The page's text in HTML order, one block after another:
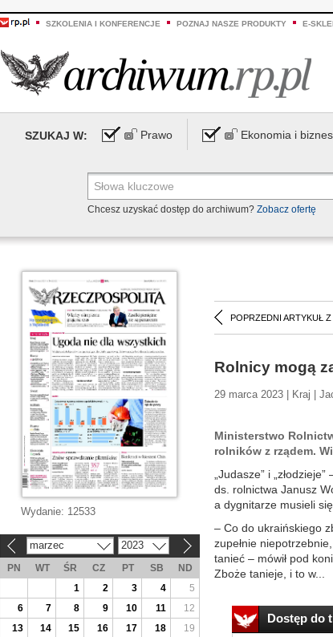
SZKOLENIA I KONFERENCJE POZNAJ NASZE PRODUKTY E-
SZUKAJ W: Prawo Ekonomia i biznes
Chcesz uzyskać dostęp do archiwum? Zobacz ofertę
POPRZEDNI ARTYKUŁ
Rolnicy mogą
29 marca 2023 | Kraj |
Ministerstwo
rolników z rządem.
„Judasze” i
ds. rolnictwa Janusz
a dygnitarze musieli
– Co do ukraińskiego
zupełnie
tanieć – mówił pod
Zboże tanieje, i to w...
Dostęp do
Wydanie: 12533
marzec 2023
PN WT ŚR CZ PT SB
ND
1
2 3 4
5
6
7 8 9 10 11
12
13
14 15 16 17 18
19